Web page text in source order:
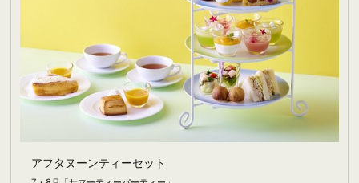
アフタヌーンティーセット